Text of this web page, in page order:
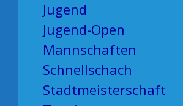
Jugend
Jugend-Open
Mannschaften
Schnellschach
Stadtmeisterschaft